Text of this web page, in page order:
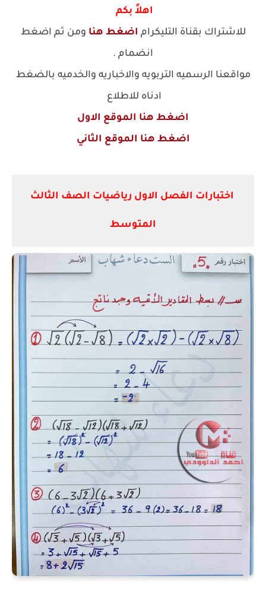
اهلاً بكم
للاشتراك بقناة التليكرام اضغط هنا ومن ثم اضغط
انضمام .
مواقعنا الرسميه التربويه والاخباريه والخدميه بالضغط
ادناه للاطلاع
اضغط هنا الموقع الاول
اضغط هنا الموقع الثاني
اختبارات الفصل الاول رياضيات الصف الثالث
المتوسط